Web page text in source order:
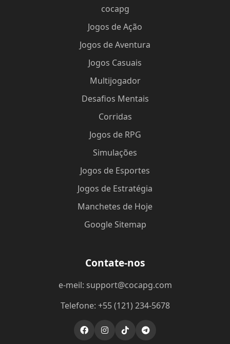
cocapg
Jogos de Ação
Jogos de Aventura
Jogos Casuais
Multijogador
Desafios Mentais
Corridas
Jogos de RPG
Simulações
Jogos de Esportes
Jogos de Estratégia
Manchetes de Hoje
Google Sitemap
Contate-nos
e-meil: support@cocapg.com
Telefone: +55 (121) 234-5678